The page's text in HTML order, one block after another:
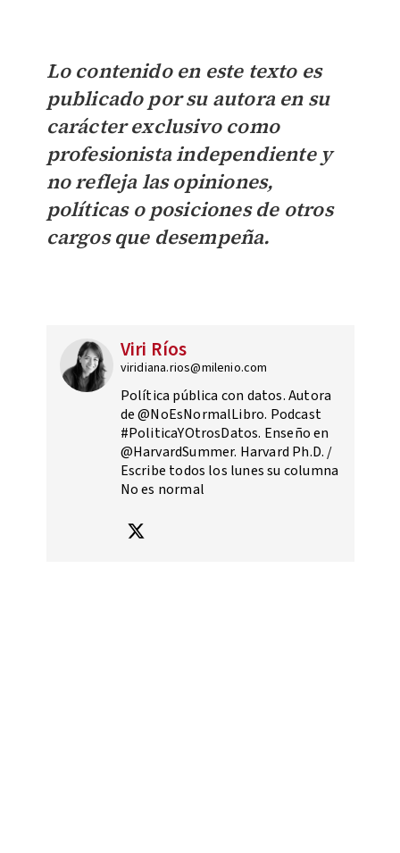
Lo contenido en este texto es
publicado por su autora en su
carácter exclusivo como
profesionista independiente y
no refleja las opiniones,
políticas o posiciones de otros
cargos que desempeña.
Viri Ríos
viridiana.rios@milenio.com
Política pública con datos. Autora
de @NoEsNormalLibro. Podcast
#PoliticaYOtrosDatos. Enseño en
@HarvardSummer. Harvard Ph.D. /
Escribe todos los lunes su columna
No es normal